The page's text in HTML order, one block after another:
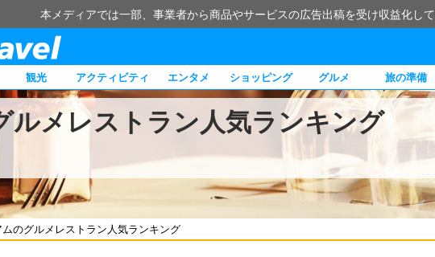
本メディアでは一部、事業者から商品やサービスの広告出稿を受け収益化し
観光 アクティビティ エンタメ ショッピング グルメ 旅の準備
ルメレストラン人気ランキング
ムのグルメレストラン人気ランキング